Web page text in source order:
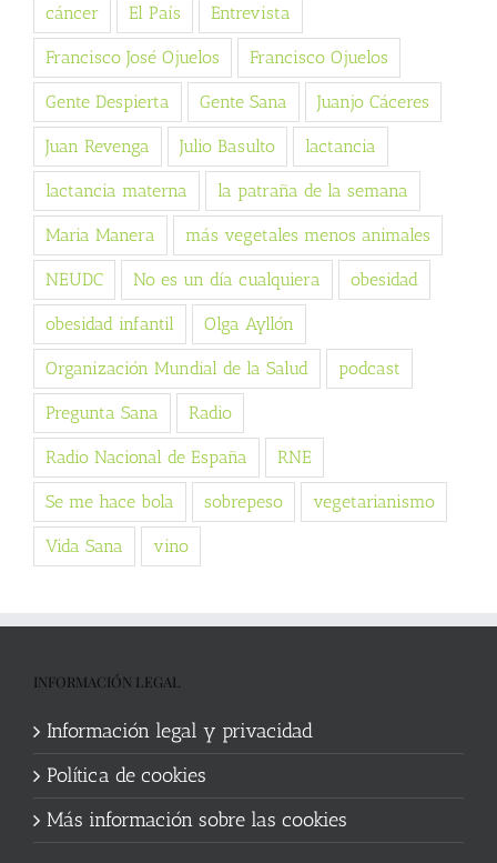
cáncer El País Entrevista
Francisco José Ojuelos Francisco Ojuelos
Gente Despierta Gente Sana Juanjo Cáceres
Juan Revenga Julio Basulto lactancia
lactancia materna la patraña de la semana
Maria Manera más vegetales menos animales
NEUDC No es un día cualquiera obesidad
obesidad infantil Olga Ayllón
Organización Mundial de la Salud podcast
Pregunta Sana Radio
Radio Nacional de España RNE
Se me hace bola sobrepeso vegetarianismo
Vida Sana vino
INFORMACIÓN LEGAL
Información legal y privacidad
Política de cookies
Más información sobre las cookies